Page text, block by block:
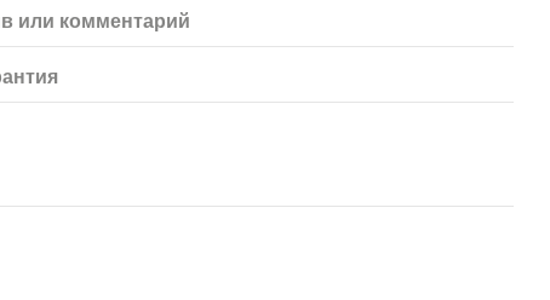
или комментарий